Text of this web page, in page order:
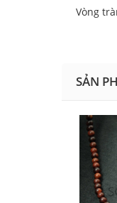
Vòng
SẢN